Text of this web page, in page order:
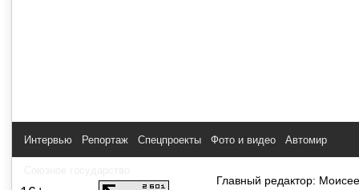
Интервью Репортаж Спецпроекты Фото и видео Автомир
Главный редактор: